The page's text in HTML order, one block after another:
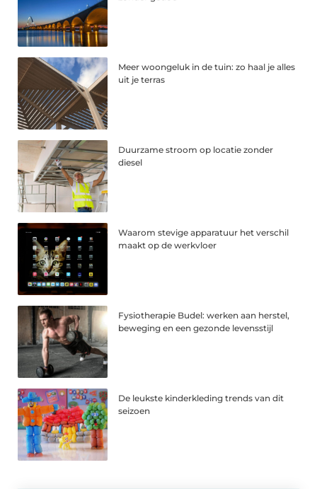
Meer woongeluk in de tuin: zo haal je alles
uit je terras
Duurzame stroom op locatie zonder
diesel
Waarom stevige apparatuur het verschil
maakt op de werkvloer
Fysiotherapie Budel: werken aan herstel,
beweging en een gezonde levensstijl
De leukste kinderkleding trends van dit
seizoen